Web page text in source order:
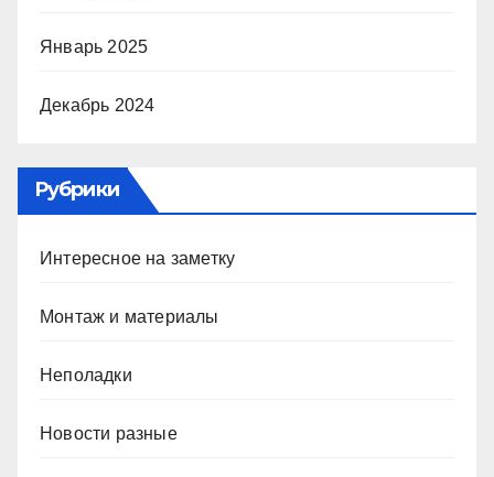
Январь 2025
Декабрь 2024
Рубрики
Интересное на заметку
Монтаж и материалы
Неполадки
Новости разные